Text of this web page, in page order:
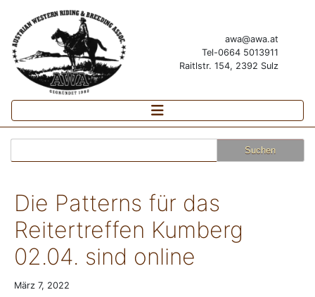
awa@awa.at
Tel-0664 5013911
Raitlstr. 154, 2392 Sulz
nach:
Die Patterns für das
Reitertreffen Kumberg
02.04. sind online
März 7, 2022